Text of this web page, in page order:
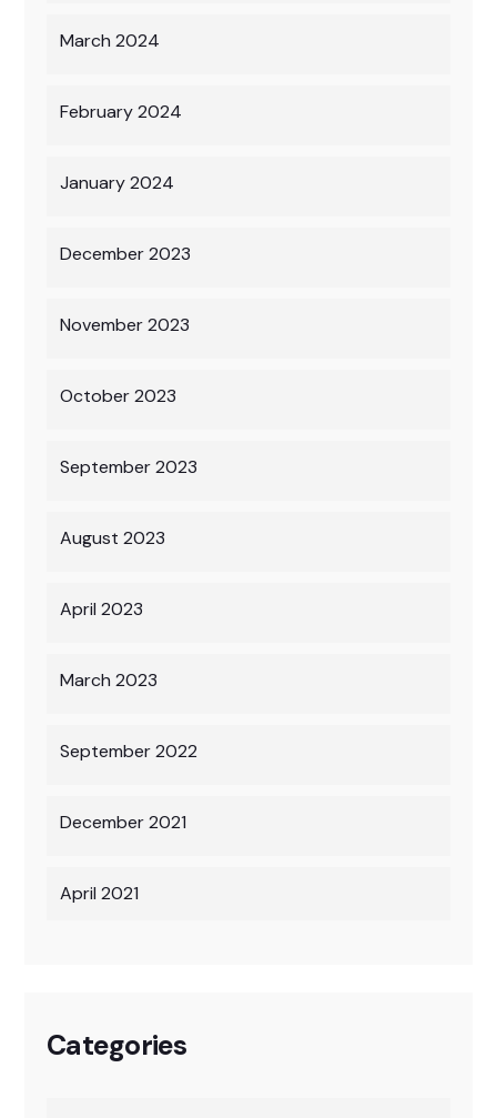
March 2024
February 2024
January 2024
December 2023
November 2023
October 2023
September 2023
August 2023
April 2023
March 2023
September 2022
December 2021
April 2021
Categories